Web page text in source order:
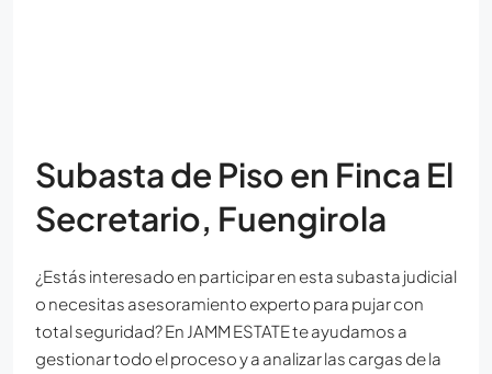
Subasta de Piso en Finca El
Secretario, Fuengirola
¿Estás interesado en participar en esta subasta judicial
o necesitas asesoramiento experto para pujar con
total seguridad? En JAMM ESTATE te ayudamos a
gestionar todo el proceso y a analizar las cargas de la